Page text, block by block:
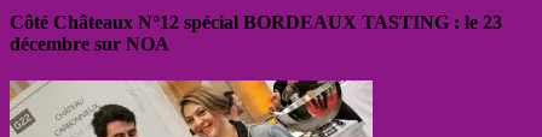
Côté Châteaux N°12 spécial BORDEAUX TASTING : le 23
décembre sur NOA